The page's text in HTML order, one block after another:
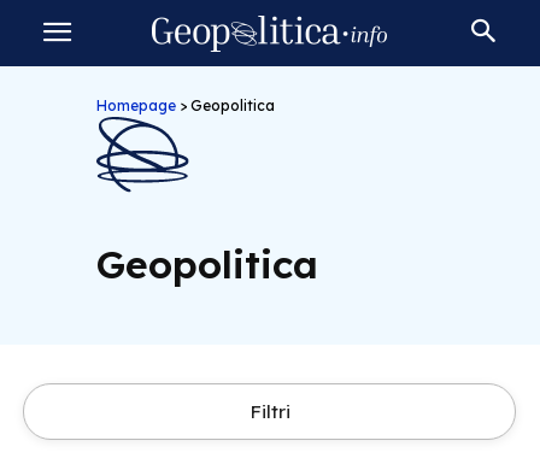
Homepage > Geopolitica
Geopolitica
Filtri